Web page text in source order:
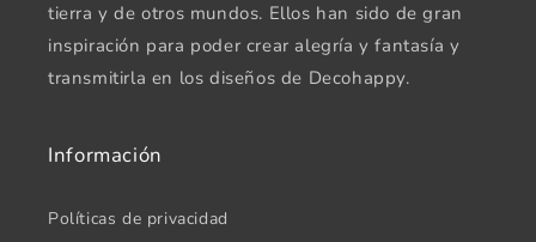
tierra y de otros mundos. Ellos han sido de gran
inspiración para poder crear alegría y fantasía y
transmitirla en los diseños de Decohappy.
Información
Políticas de privacidad